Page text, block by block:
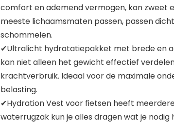
comfort en ademend vermogen, kan zweet
meeste lichaamsmaten passen, passen
schommelen.
✔Ultralicht hydratatiepakket met brede en
kan niet alleen het gewicht effectief
krachtverbruik. Ideaal voor de maximale
belasting.
✔Hydration Vest voor fietsen heeft
waterrugzak kun je alles dragen wat je